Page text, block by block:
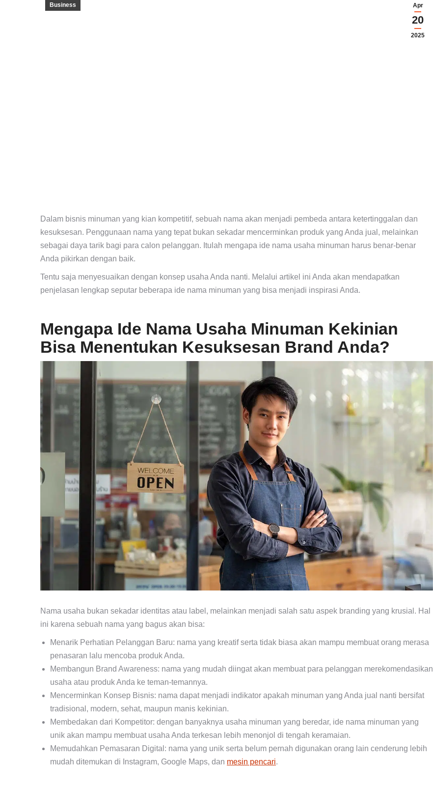
Apr
20
2025
Business
Dalam bisnis minuman yang kian kompetitif, sebuah nama akan menjadi pembeda antara ketertinggalan dan
kesuksesan. Penggunaan nama yang tepat bukan sekadar mencerminkan produk yang Anda jual, melainkan
sebagai daya tarik bagi para calon pelanggan. Itulah mengapa ide nama usaha minuman harus benar-benar
Anda pikirkan dengan baik.
Tentu saja menyesuaikan dengan konsep usaha Anda nanti. Melalui artikel ini Anda akan mendapatkan
penjelasan lengkap seputar beberapa ide nama minuman yang bisa menjadi inspirasi Anda.
Mengapa Ide Nama Usaha Minuman Kekinian
Bisa Menentukan Kesuksesan Brand Anda?
Nama usaha bukan sekadar identitas atau label, melainkan menjadi salah satu aspek branding yang krusial. Hal
ini karena sebuah nama yang bagus akan bisa:
Menarik Perhatian Pelanggan Baru: nama yang kreatif serta tidak biasa akan mampu membuat orang merasa
penasaran lalu mencoba produk Anda.
Membangun Brand Awareness: nama yang mudah diingat akan membuat para pelanggan merekomendasikan
usaha atau produk Anda ke teman-temannya.
Mencerminkan Konsep Bisnis: nama dapat menjadi indikator apakah minuman yang Anda jual nanti bersifat
tradisional, modern, sehat, maupun manis kekinian.
Membedakan dari Kompetitor: dengan banyaknya usaha minuman yang beredar, ide nama minuman yang
unik akan mampu membuat usaha Anda terkesan lebih menonjol di tengah keramaian.
Memudahkan Pemasaran Digital: nama yang unik serta belum pernah digunakan orang lain cenderung lebih
mudah ditemukan di Instagram, Google Maps, dan mesin pencari.